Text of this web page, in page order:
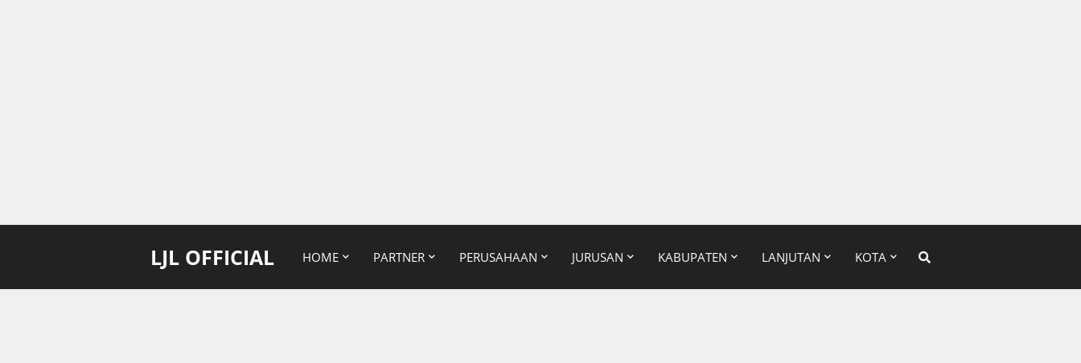
LJL OFFICIAL HOME PARTNER PERUSAHAAN JURUSAN KABUPATEN LANJUTAN KOTA